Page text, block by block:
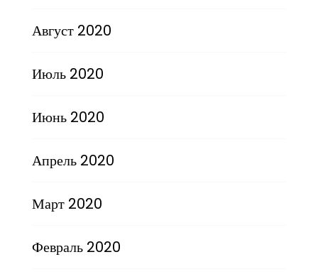
Август 2020
Июль 2020
Июнь 2020
Апрель 2020
Март 2020
Февраль 2020